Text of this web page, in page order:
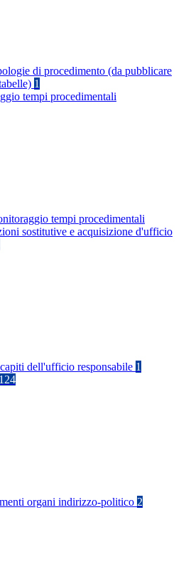
di procedimento (da pubblicare
1
tempi procedimentali
tempi procedimentali
sostitutive e acquisizione d'ufficio
dell'ufficio responsabile 1
124
organi indirizzo-politico 2